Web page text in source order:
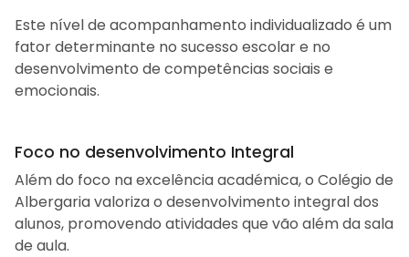
Este nível de acompanhamento individualizado é um
fator determinante no sucesso escolar e no
desenvolvimento de competências sociais e
emocionais.
Foco no desenvolvimento Integral
Além do foco na excelência académica, o Colégio de
Albergaria valoriza o desenvolvimento integral dos
alunos, promovendo atividades que vão além da sala
de aula.